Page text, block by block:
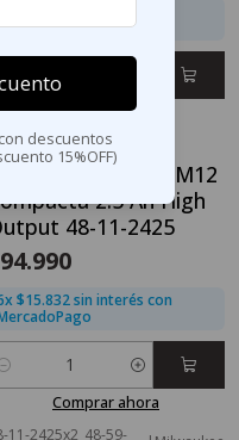
Comprar ahora
11-2425|Milwaukee
Batería Milwaukee M12
2.5 Ah High
48-11-2425
$15.832 sin interés con
Comprar ahora
11-2425x2_48-59-
descuentos
15%OFF)